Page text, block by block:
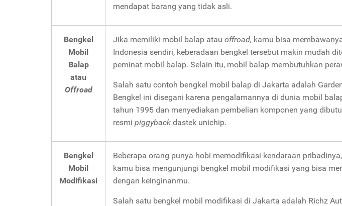
mendapat barang yang tidak asli.
Bengkel
Mobil
Balap
atau
Offroad
Jika memiliki mobil balap atau offroad, kamu bisa
Indonesia sendiri, keberadaan bengkel tersebut makin mudah
peminat mobil balap. Selain itu, mobil balap membutuhkan
Salah satu contoh bengkel mobil balap di Jakarta adalah
Bengkel ini disegani karena pengalamannya di dunia mobil
tahun 1995 dan menyediakan pembelian komponen yang
resmi piggyback dastek unichip.
Bengkel
Mobil
Modifikasi
Beberapa orang punya hobi memodifikasi kendaraan
kamu bisa mengunjungi bengkel mobil modifikasi yang bisa
dengan keinginanmu.
Salah satu bengkel mobil modifikasi di Jakarta adalah Richz